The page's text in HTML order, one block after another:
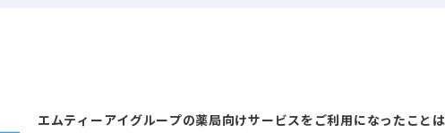
エムティーアイグループの薬局向けサービスをご利用になったこと